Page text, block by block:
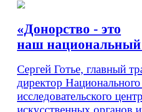
«Донорство - это
наш национальный
Сергей Готье, главный
директор
исследовательского